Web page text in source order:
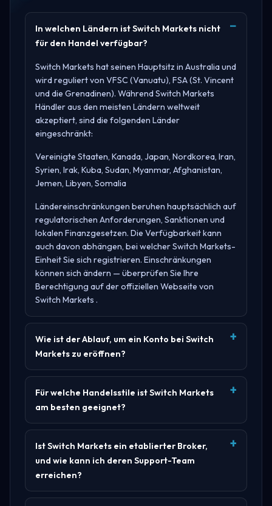
In welchen Ländern ist Switch Markets nicht
für den Handel verfügbar?
Switch Markets hat seinen Hauptsitz in Australiaund
wird reguliert von VFSC (Vanuatu), FSA (St. Vincent
und die Grenadinen). Während Switch Markets
Händler aus den meisten Ländern weltweit
akzeptiert, sind die folgenden Länder
eingeschränkt:
Vereinigte Staaten, Kanada, Japan, Nordkorea, Iran,
Syrien, Irak, Kuba, Sudan, Myanmar, Afghanistan,
Jemen, Libyen, Somalia
Ländereinschränkungen beruhen hauptsächlich auf
regulatorischen Anforderungen, Sanktionen und
lokalen Finanzgesetzen. Die Verfügbarkeit kann
auch davon abhängen, bei welcher Switch Markets-
Einheit Sie sich registrieren. Einschränkungen
können sich ändern — überprüfen Sie Ihre
Berechtigung auf der offiziellen Webseite von
Switch Markets .
Wie ist der Ablauf, um ein Konto bei Switch
Markets zu eröffnen?
Für welche Handelsstile ist Switch Markets
am besten geeignet?
Ist Switch Markets ein etablierter Broker,
und wie kann ich deren Support-Team
erreichen?